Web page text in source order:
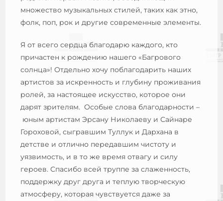
множество музыкальных стилей, таких как этно,
фолк, поп, рок и другие современные элементы.
Я от всего сердца благодарю каждого, кто
причастен к рождению нашего «Багрового
солнца»! Отдельно хочу поблагодарить наших
артистов за искренность и глубину проживания
ролей, за настоящее искусство, которое они
дарят зрителям. Особые слова благодарности –
юным артистам Эрсану Николаеву и Сайнаре
Гороховой, сыгравшим Туллук и Дархана в
детстве и отлично передавшим чистоту и
уязвимость, и в то же время отвагу и силу
героев. Спасибо всей труппе за слаженность,
поддержку друг друга и теплую творческую
атмосферу, которая чувствуется даже за